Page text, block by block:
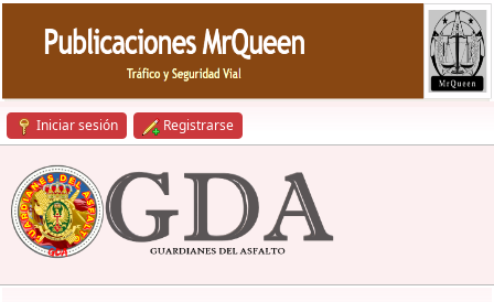
Iniciar sesión Registrarse